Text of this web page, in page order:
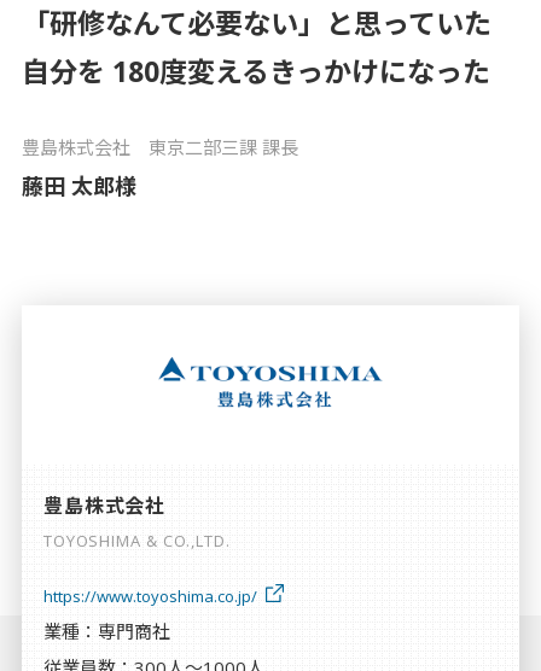
News
資料請求
「研修なんて必要ない」と思っていた
自分を 180度変えるきっかけになった
豊島株式会社 東京二部三課 課長
藤田 太郎様
豊島株式会社
TOYOSHIMA & CO.,LTD.
https://www.toyoshima.co.jp/
業種：専門商社